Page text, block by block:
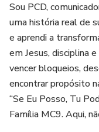
Sou PCD,
uma história real de
e aprendi a
em Jesus, disciplina
vencer bloqueios,
encontrar propósito
“Se Eu Posso, Tu
Família MC9. Aqui,